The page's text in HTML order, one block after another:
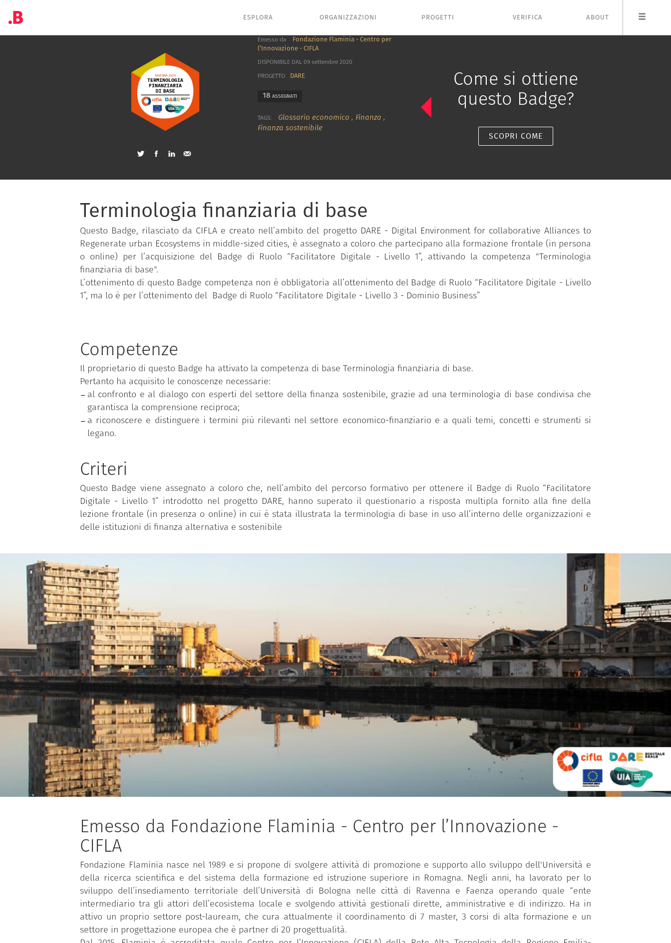
ESPLORA ORGANIZZAZIONI PROGETTI VERIFICA ABOUT
Emesso da
Fondazione Flaminia - Centro per
l’Innovazione - CIFLA
DISPONIBILE DAL 09 settembre 2020
PROGETTO
DARE
18 ASSEGNATI
TAGS: Glossario economico , Finanza ,
Finanza sostenibile
Come si ottiene
questo Badge?
SCOPRI COME
Terminologia finanziaria di base
Questo Badge, rilasciato da CIFLA e creato nell’ambito del progetto DARE - Digital Environment for collaborative Alliances to
Regenerate urban Ecosystems in middle-sized cities, è assegnato a coloro che partecipano alla formazione frontale (in persona
o online) per l’acquisizione del Badge di Ruolo “Facilitatore Digitale - Livello 1”, attivando la competenza "Terminologia
finanziaria di base".
L’ottenimento di questo Badge competenza non è obbligatoria all’ottenimento del Badge di Ruolo “Facilitatore Digitale - Livello
1”, ma lo è per l’ottenimento del Badge di Ruolo “Facilitatore Digitale - Livello 3 - Dominio Business”
Competenze
Il proprietario di questo Badge ha attivato la competenza di base Terminologia finanziaria di base.
Pertanto ha acquisito le conoscenze necessarie:
al confronto e al dialogo con esperti del settore della finanza sostenibile, grazie ad una terminologia di base condivisa che
garantisca la comprensione reciproca;
a riconoscere e distinguere i termini più rilevanti nel settore economico-finanziario e a quali temi, concetti e strumenti si
legano.
Criteri
Questo Badge viene assegnato a coloro che, nell’ambito del percorso formativo per ottenere il Badge di Ruolo “Facilitatore
Digitale - Livello 1” introdotto nel progetto DARE, hanno superato il questionario a risposta multipla fornito alla fine della
lezione frontale (in presenza o online) in cui è stata illustrata la terminologia di base in uso all’interno delle organizzazioni e
delle istituzioni di finanza alternativa e sostenibile
Emesso da Fondazione Flaminia - Centro per l’Innovazione -
CIFLA
Fondazione Flaminia nasce nel 1989 e si propone di svolgere attività di promozione e supporto allo sviluppo dell'Università e
della ricerca scientifica e del sistema della formazione ed istruzione superiore in Romagna. Negli anni, ha lavorato per lo
sviluppo dell’insediamento territoriale dell’Università di Bologna nelle città di Ravenna e Faenza operando quale “ente
intermediario tra gli attori dell’ecosistema locale e svolgendo attività gestionali dirette, amministrative e di indirizzo. Ha in
attivo un proprio settore post-lauream, che cura attualmente il coordinamento di 7 master, 3 corsi di alta formazione e un
settore in progettazione europea che è partner di 20 progettualità.